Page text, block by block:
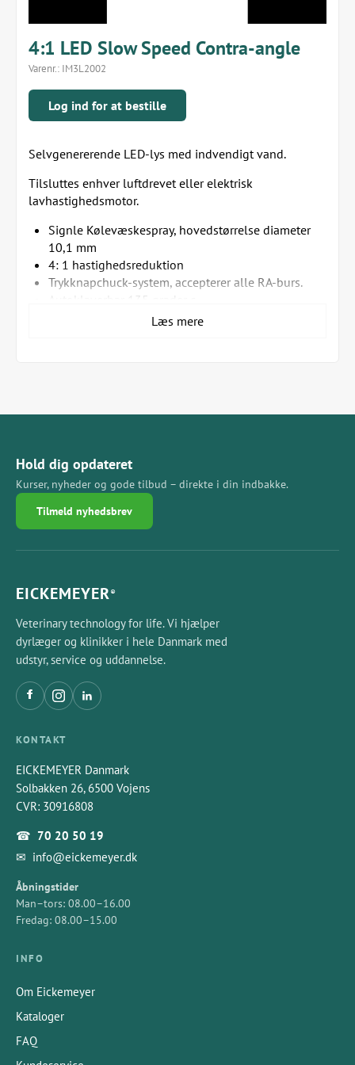
4:1 LED Slow Speed Contra-angle
Varenr.: IM3L2002
Log ind for at bestille
Selvgenererende LED-lys med indvendigt vand.
Tilsluttes enhver luftdrevet eller elektrisk
lavhastighedsmotor.
Signle Kølevæskespray, hovedstørrelse diameter
10,1 mm
4: 1 hastighedsreduktion
Trykknapchuck-system, accepterer alle RA-burs.
Autoklaverbar 135 grader c.
Anvendes med (L2010L LS-motor med internt vand
Læs mere
Hold dig opdateret
Kurser, nyheder og gode tilbud – direkte i din indbakke.
Tilmeld nyhedsbrev
EICKEMEYER®
Veterinary technology for life. Vi hjælper
dyrlæger og klinikker i hele Danmark med
udstyr, service og uddannelse.
KONTAKT
EICKEMEYER Danmark
Solbakken 26, 6500 Vojens
CVR: 30916808
☎ 70 20 50 19
✉ info@eickemeyer.dk
Åbningstider
Man–tors: 08.00–16.00
Fredag: 08.00–15.00
INFO
Om Eickemeyer
Kataloger
FAQ